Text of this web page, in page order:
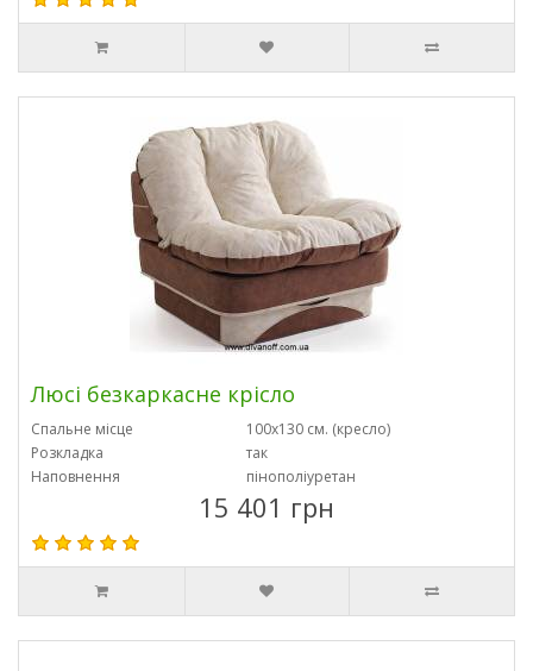
Люсі безкаркасне крісло
Спальне місце
100х130 см. (кресло)
Розкладка
так
Наповнення
пінополіуретан
15 401 грн